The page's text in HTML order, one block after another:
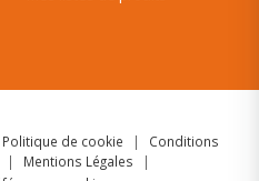
Politique de cookie |
Conditions
| Mentions Légales
|